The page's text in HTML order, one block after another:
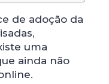
de adoção da
uma
ainda não